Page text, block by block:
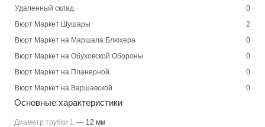
Удаленный склад
0
Вюрт Маркет Шушары
2
Вюрт Маркет на Маршала Блюхера
0
Вюрт Маркет на Обуховской Обороны
0
Вюрт Маркет на Планерной
0
Вюрт Маркет на Варшавской
0
Основные характеристики
Диаметр трубки 1 — 12 мм